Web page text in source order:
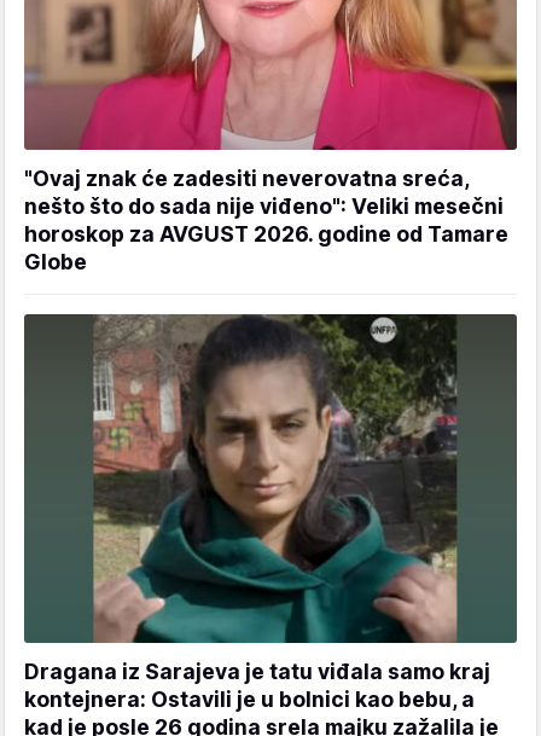
"Ovaj znak će zadesiti neverovatna sreća,
nešto što do sada nije viđeno": Veliki mesečni
horoskop za AVGUST 2026. godine od Tamare
Globe
Dragana iz Sarajeva je tatu viđala samo kraj
kontejnera: Ostavili je u bolnici kao bebu, a
kad je posle 26 godina srela majku zažalila je